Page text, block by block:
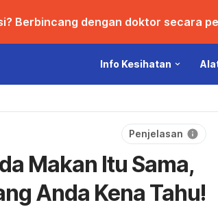
Berbincang dengan doktor secara
Info Kesihatan
Penjelasan
Makan Itu Sama,
Anda Kena Tahu!